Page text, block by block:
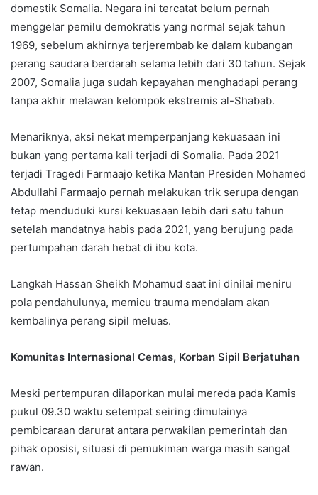
domestik Somalia. Negara ini tercatat belum pernah
menggelar pemilu demokratis yang normal sejak tahun
1969, sebelum akhirnya terjerembab ke dalam kubangan
perang saudara berdarah selama lebih dari 30 tahun. Sejak
2007, Somalia juga sudah kepayahan menghadapi perang
tanpa akhir melawan kelompok ekstremis al-Shabab.
Menariknya, aksi nekat memperpanjang kekuasaan ini
bukan yang pertama kali terjadi di Somalia. Pada 2021
terjadi Tragedi Farmaajo ketika Mantan Presiden Mohamed
Abdullahi Farmaajo pernah melakukan trik serupa dengan
tetap menduduki kursi kekuasaan lebih dari satu tahun
setelah mandatnya habis pada 2021, yang berujung pada
pertumpahan darah hebat di ibu kota.
Langkah Hassan Sheikh Mohamud saat ini dinilai meniru
pola pendahulunya, memicu trauma mendalam akan
kembalinya perang sipil meluas.
Komunitas Internasional Cemas, Korban Sipil Berjatuhan
Meski pertempuran dilaporkan mulai mereda pada Kamis
pukul 09.30 waktu setempat seiring dimulainya
pembicaraan darurat antara perwakilan pemerintah dan
pihak oposisi, situasi di pemukiman warga masih sangat
rawan.